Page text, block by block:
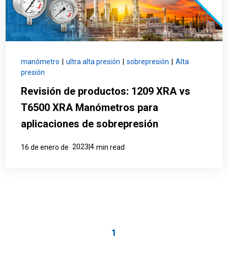
manómetro ultra alta presión sobrepresión
Alta
presión
Revisión de productos: 1209 XRA vs
T6500 XRA Manómetros para
aplicaciones de sobrepresión
16 de enero de 2023|4 min read
1